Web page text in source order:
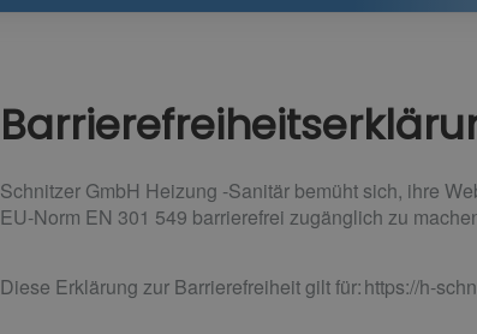
Schnitzer GmbH Heizung -Sanitär bemüht sich, ihre
EU-Norm EN 301 549 barrierefrei zugänglich zu
Diese Erklärung zur Barrierefreiheit gilt für: https://h-